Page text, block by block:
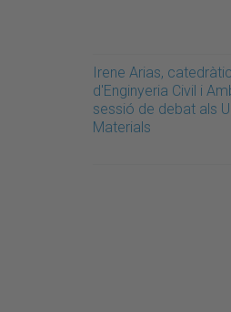
Irene Arias,
d'Enginyeria Civil i
sessió de debat als
Materials